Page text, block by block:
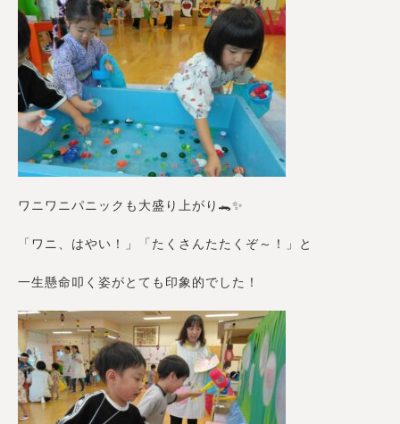
ワニワニパニックも大盛り上がり🐊✨
「ワニ、はやい！」「たくさんたたくぞ～！」と
一生懸命叩く姿がとても印象的でした！